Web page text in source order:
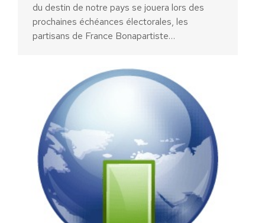
du destin de notre pays se jouera lors des
prochaines échéances électorales, les
partisans de France Bonapartiste…